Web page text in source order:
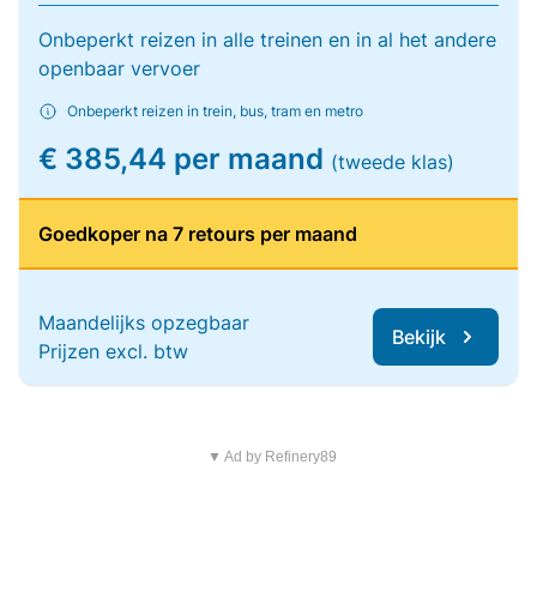
Onbeperkt reizen in alle treinen en in al het andere
openbaar vervoer
Onbeperkt reizen in trein, bus, tram en metro
€ 385,44 per maand (tweede klas)
Goedkoper na 7 retours per maand
Maandelijks opzegbaar
Prijzen excl. btw
Bekijk
▼ Ad by Refinery89